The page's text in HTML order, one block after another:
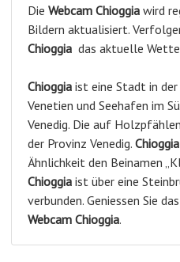
Die Webcam Chioggia wird
Bildern aktualisiert.
Chioggia das aktuelle
Chioggia ist eine Stadt in
Venetien und Seehafen im
Venedig. Die auf
der Provinz Venedig. Chioggia
Ähnlichkeit den Beinamen
Chioggia ist über eine
verbunden. Geniessen Sie
Webcam Chioggia.